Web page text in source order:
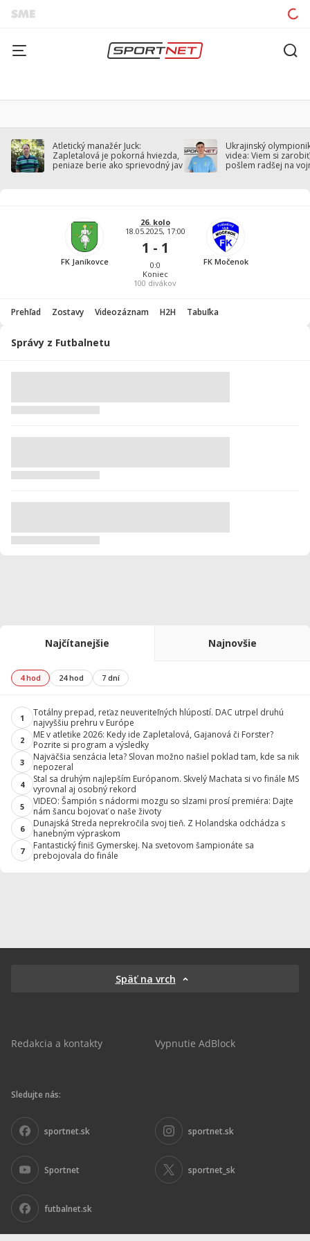
Atletický manažér Juck:
Zapletalová je pokorná hviezda,
peniaze berie ako sprievodný jav
Ukrajinský
videa: Viem si
pošlem radšej na
FK Janíkovce
26. kolo
18.05.2025, 17:00
1 - 1
0:0
Koniec
100 divákov
FK Močenok
Prehľad Zostavy Videozáznam H2H Tabuľka
Správy z Futbalnetu
Najčítanejšie Najnovšie
4 hod 24 hod 7 dní
1
Totálny prepad, reťaz neuveriteľných hlúpostí. DAC utrpel druhú
najvyššiu prehru v Európe
2
ME v atletike 2026: Kedy ide Zapletalová, Gajanová či Forster?
Pozrite si program a výsledky
3
Najväčšia senzácia leta? Slovan možno našiel poklad tam, kde sa nik
nepozeral
4
Stal sa druhým najlepším Európanom. Skvelý Machata si vo finále MS
vyrovnal aj osobný rekord
5
VIDEO: Šampión s nádormi mozgu so slzami prosí premiéra: Dajte
nám šancu bojovať o naše životy
6
Dunajská Streda neprekročila svoj tieň. Z Holandska odchádza s
hanebným výpraskom
7
Fantastický finiš Gymerskej. Na svetovom šampionáte sa
prebojovala do finále
Späť na vrch
Redakcia a kontakty Vypnutie AdBlock
Sledujte nás:
sportnet.sk sportnet.sk
Sportnet sportnet_sk
futbalnet.sk